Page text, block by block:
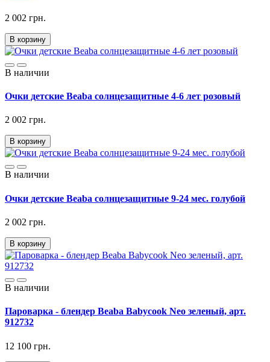
2 002 грн.
В корзину
В наличии
Очки детские Beaba солнцезащитные 4-6 лет розовый
2 002 грн.
В корзину
В наличии
Очки детские Beaba солнцезащитные 9-24 мес. голубой
2 002 грн.
В корзину
В наличии
Пароварка - блендер Beaba Babycook Neo зеленый, арт.
912732
12 100 грн.